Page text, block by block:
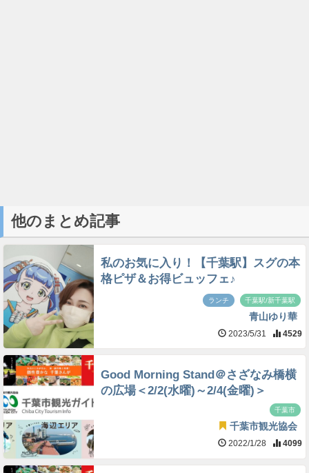
他のまとめ記事
私のお気に入り！【千葉駅】スグの本
格ピザ＆お得ビュッフェ♪
ランチ 千葉駅/新千葉駅
青山ゆり華
2023/5/31 4529
Good Morning Stand＠さざなみ橋横
の広場＜2/2(水曜)～2/4(金曜)＞
千葉市
千葉市観光協会
2022/1/28 4099